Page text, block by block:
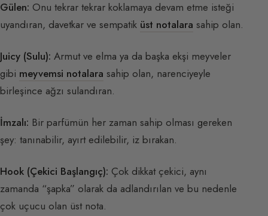
Gülen: Onu tekrar tekrar koklamaya devam etme isteği
uyandıran, davetkar ve sempatik üst notalara sahip olan.
Juicy (Sulu): Armut ve elma ya da başka ekşi meyveler
gibi meyvemsi notalara sahip olan, narenciyeyle
birleşince ağzı sulandıran.
İmzalı: Bir parfümün her zaman sahip olması gereken
şey: tanınabilir, ayırt edilebilir, iz bırakan.
Hook (Çekici Başlangıç): Çok dikkat çekici, aynı
zamanda “şapka” olarak da adlandırılan ve bu nedenle
çok uçucu olan üst nota.